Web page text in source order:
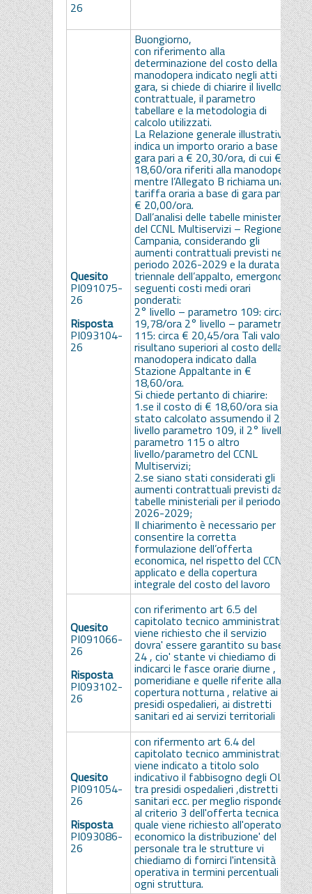
26
Quesito
PI091075-
26
Risposta
PI093104-
26
Buongiorno,
con riferimento alla
determinazione del costo della
manodopera indicato negli atti di
gara, si chiede di chiarire il livello
contrattuale, il parametro
tabellare e la metodologia di
calcolo utilizzati.
La Relazione generale illustrativa
indica un importo orario a base di
gara pari a € 20,30/ora, di cui €
18,60/ora riferiti alla manodopera,
mentre l’Allegato B richiama una
tariffa oraria a base di gara pari a
€ 20,00/ora.
Dall’analisi delle tabelle ministeriali
del CCNL Multiservizi – Regione
Campania, considerando gli
aumenti contrattuali previsti nel
periodo 2026-2029 e la durata
triennale dell’appalto, emergono i
seguenti costi medi orari
ponderati:
2° livello – parametro 109: circa €
19,78/ora 2° livello – parametro
115: circa € 20,45/ora Tali valori
risultano superiori al costo della
manodopera indicato dalla
Stazione Appaltante in €
18,60/ora.
Si chiede pertanto di chiarire:
1.se il costo di € 18,60/ora sia
stato calcolato assumendo il 2°
livello parametro 109, il 2° livello
parametro 115 o altro
livello/parametro del CCNL
Multiservizi;
2.se siano stati considerati gli
aumenti contrattuali previsti dalle
tabelle ministeriali per il periodo
2026-2029;
Il chiarimento è necessario per
consentire la corretta
formulazione dell’offerta
economica, nel rispetto del CCNL
applicato e della copertura
integrale del costo del lavoro
Quesito
PI091066-
26
Risposta
PI093102-
26
con riferimento art 6.5 del
capitolato tecnico amministrativo,
viene richiesto che il servizio
dovra' essere garantito su base h
24 , cio' stante vi chiediamo di
indicarci le fasce orarie diurne ,
pomeridiane e quelle riferite alla
copertura notturna , relative ai
presidi ospedalieri, ai distretti
sanitari ed ai servizi territoriali
Quesito
PI091054-
26
Risposta
PI093086-
26
con rifermento art 6.4 del
capitolato tecnico amministrativo
viene indicato a titolo solo
indicativo il fabbisogno degli OLS
tra presidi ospedalieri ,distretti
sanitari ecc. per meglio rispondere
al criterio 3 dell'offerta tecnica nel
quale viene richiesto all'operatore
economico la distribuzione' del
personale tra le strutture vi
chiediamo di fornirci l'intensità
operativa in termini percentuali per
ogni struttura.